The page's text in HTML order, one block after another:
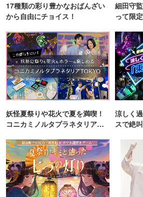
17種類の彩り豊かなおばんざい
から自由にチョイス！
細田守
って限
妖怪夏祭りや花火で夏を満喫！
コニカミノルタプラネタリア
涼しく
スで絶